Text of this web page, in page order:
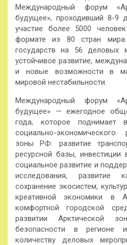
Международный форум
будущее», проходивший 8-9
участие более 5000
формате из 80 стран
государств на 56 деловых
устойчивое развитие,
и новые возможности в
мировой нестабильности.
Международный форум
будущее» — ежегодное
года, которое поднимает
социально-экономического
зоны РФ: развитие
ресурсной базы, инвестиции
социальное развитие и
исследования, развитие
сохранение экосистем,
креативной экономики в
комфортной городской
развитии Арктической
безопасности в регионе
количеству деловых